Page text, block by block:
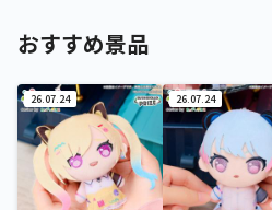
おすすめ景品
26.07.24 26.07.24